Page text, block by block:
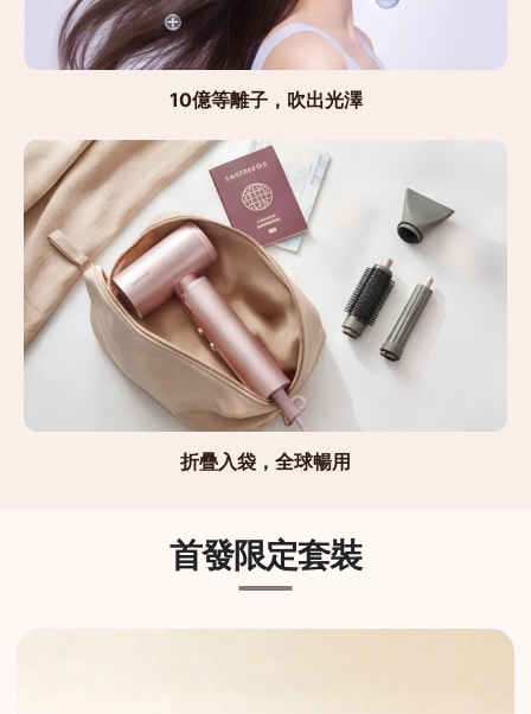
10億等離子，吹出光澤
折疊入袋，全球暢用
首發限定套裝